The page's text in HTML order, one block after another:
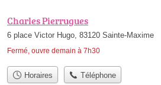
Charles Pierrugues
6 place Victor Hugo, 83120 Sainte-Maxime
Fermé, ouvre demain à 7h30
Horaires Téléphone